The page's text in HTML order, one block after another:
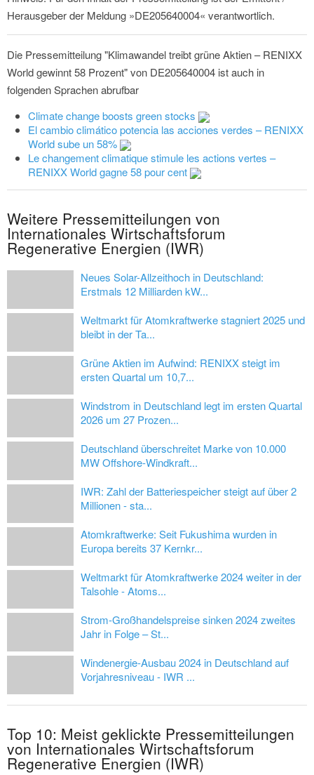
Herausgeber der Meldung »DE205640004« verantwortlich.
Die Pressemitteilung "Klimawandel treibt grüne Aktien – RENIXX
World gewinnt 58 Prozent" von DE205640004 ist auch in
folgenden Sprachen abrufbar
Climate change boosts green stocks
El cambio climático potencia las acciones verdes – RENIXX
World sube un 58%
Le changement climatique stimule les actions vertes –
RENIXX World gagne 58 pour cent
Weitere Pressemitteilungen von
Internationales Wirtschaftsforum
Regenerative Energien (IWR)
Neues Solar-Allzeithoch in Deutschland:
Erstmals 12 Milliarden kW...
Weltmarkt für Atomkraftwerke stagniert 2025 und
bleibt in der Ta...
Grüne Aktien im Aufwind: RENIXX steigt im
ersten Quartal um 10,7...
Windstrom in Deutschland legt im ersten Quartal
2026 um 27 Prozen...
Deutschland überschreitet Marke von 10.000
MW Offshore-Windkraft...
IWR: Zahl der Batteriespeicher steigt auf über 2
Millionen - sta...
Atomkraftwerke: Seit Fukushima wurden in
Europa bereits 37 Kernkr...
Weltmarkt für Atomkraftwerke 2024 weiter in der
Talsohle - Atoms...
Strom-Großhandelspreise sinken 2024 zweites
Jahr in Folge – St...
Windenergie-Ausbau 2024 in Deutschland auf
Vorjahresniveau - IWR ...
Top 10: Meist geklickte Pressemitteilungen
von Internationales Wirtschaftsforum
Regenerative Energien (IWR)